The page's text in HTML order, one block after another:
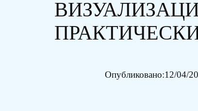
Опубликовано:12/04/